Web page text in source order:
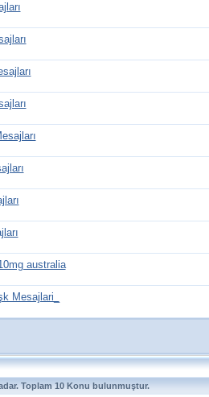
australia
Mesajlari_
Toplam 10 Konu bulunmuştur.